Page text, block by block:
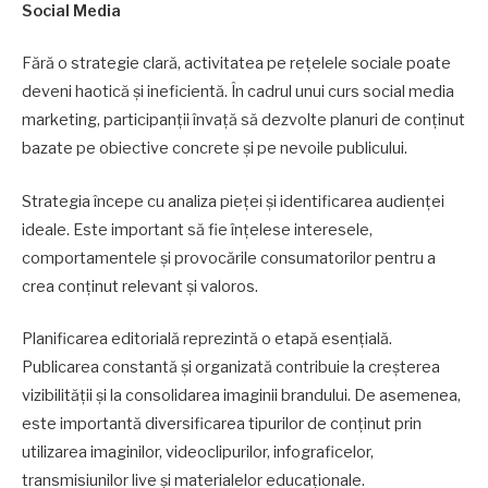
Social Media
Fără o strategie clară, activitatea pe rețelele sociale poate
deveni haotică și ineficientă. În cadrul unui curs social media
marketing, participanții învață să dezvolte planuri de conținut
bazate pe obiective concrete și pe nevoile publicului.
Strategia începe cu analiza pieței și identificarea audienței
ideale. Este important să fie înțelese interesele,
comportamentele și provocările consumatorilor pentru a
crea conținut relevant și valoros.
Planificarea editorială reprezintă o etapă esențială.
Publicarea constantă și organizată contribuie la creșterea
vizibilității și la consolidarea imaginii brandului. De asemenea,
este importantă diversificarea tipurilor de conținut prin
utilizarea imaginilor, videoclipurilor, infograficelor,
transmisiunilor live și materialelor educaționale.